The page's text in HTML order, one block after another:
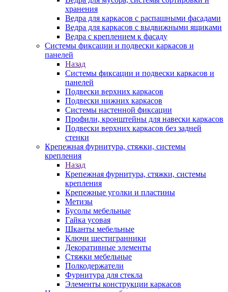
хранения
Ведра для каркасов с распашными фасадами
Ведра для каркасов с выдвижными ящиками
Ведра с креплением к фасаду
Системы фиксации и подвески каркасов и
панелей
Назад
Системы фиксации и подвески каркасов и
панелей
Подвески верхних каркасов
Подвески нижних каркасов
Системы настенной фиксации
Профили, кронштейны для навески каркасов
Подвески верхних каркасов без задней
стенки
Крепежная фурнитура, стяжки, системы
крепления
Назад
Крепежная фурнитура, стяжки, системы
крепления
Крепежные уголки и пластины
Метизы
Бусолы мебельные
Гайка усовая
Шканты мебельные
Ключи шестигранники
Декоративные элементы
Стяжки мебельные
Полкодержатели
Фурнитура для стекла
Элементы конструкции каркасов